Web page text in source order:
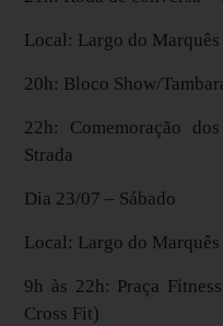
Local: Largo do Marquês
20h: Bloco Show/
22h: Comemoração
Strada
Dia 23/07 – Sábado
Local: Largo do Marquês
9h às 22h: Praça
Cross Fit)